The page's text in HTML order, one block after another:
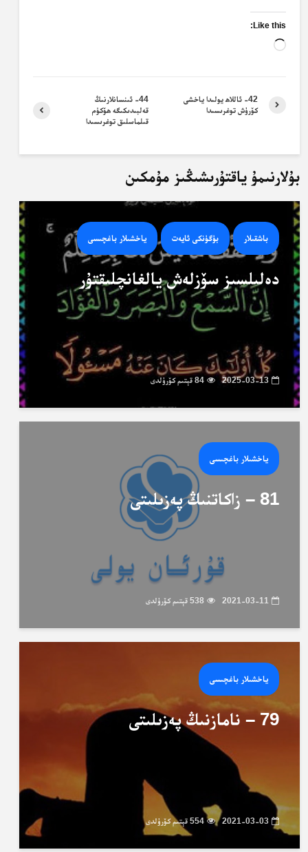
Like this:
Loading…
44- ئىنسانلارنىڭ
قەلبىدىكىگە ھۆكۈم
قىلماسلىق توغرىسىدا
42- ئاللاھ يولىدا ياخشى
كۆرۈش توغرىسىدا
بۇلارنىمۇ ياقتۇرىشىڭىز مۇمكىن
باشقىلار بۈگۈنكى ئايەت ياخشىلار باغچىسى
دەلىلسىز سۆزلەش يالغانچلىقتۇر
2025-03-13 84 قېتىم كۆرۈلدى
ياخشىلار باغچىسى
81 – زاكاتنىڭ پەزىلىتى
2021-03-11 538 قېتىم كۆرۈلدى
ياخشىلار باغچىسى
79 – نامازنىڭ پەزىلىتى
2021-03-03 554 قېتىم كۆرۈلدى